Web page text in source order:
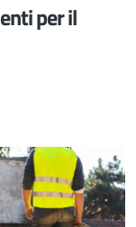
per il